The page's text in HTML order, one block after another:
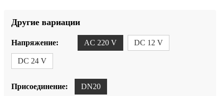
Другие вариации
Напряжение: AC 220 V DC 12 V
DC 24 V
Присоединение: DN20